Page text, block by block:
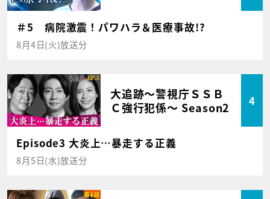
＃5 病院激震！パワハラ＆医療事故!?
8月4日(火)放送分
大追跡～警視庁ＳＳＢ
Ｃ強行犯係～ Season2
4
Episode3 大炎上…暴走する正義
8月5日(水)放送分